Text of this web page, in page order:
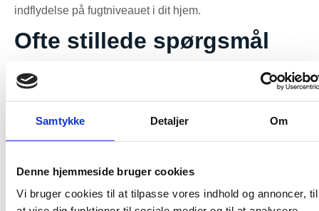
Samtykke Detaljer Om
Denne hjemmeside bruger cookies
Vi bruger cookies til at tilpasse vores indhold og annoncer, til
indflydelse på fugtniveauet i dit hjem.
Ofte stillede spørgsmål
Hvad er de mest almindelige årsager til fugt i
hjemmet?
De mest almindelige årsager til fugt inkluderer dårlig
ventilation, utætheder i bygningen og utilstrækkelig
isolering.
Hvordan kan jeg hurtigt reducere fugt i et rum?
affugter og sikre, at der er god ventilation ved at åbne